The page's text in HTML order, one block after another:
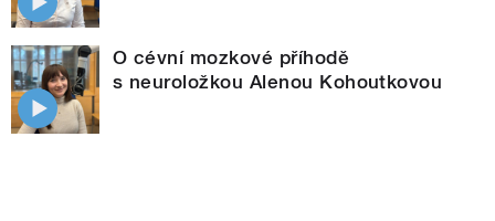
O cévní mozkové příhodě
s neuroložkou Alenou Kohoutkovou